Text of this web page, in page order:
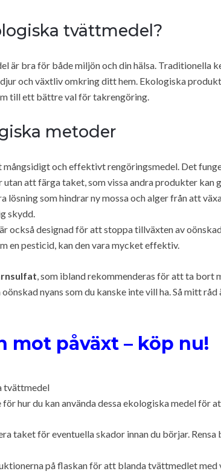
tvättmedel?
är bra för både miljön och din hälsa. Traditionella
och växtliv omkring ditt hem. Ekologiska
till ett bättre val för takrengöring.
metoder
mångsidigt och effektivt rengöringsmedel. Det
att färga taket, som vissa andra produkter kan
lösning som hindrar ny mossa och alger från att
skydd.
också designad för att stoppa tillväxten av
en pesticid, kan den vara mycket effektiv.
, som ibland rekommenderas för att ta bort
nyans som du kanske inte vill ha. Så mitt
mot påväxt – köp nu!
tvättmedel
hur du kan använda dessa ekologiska medel för
taket för eventuella skador innan du börjar.
på flaskan för att blanda tvättmedlet